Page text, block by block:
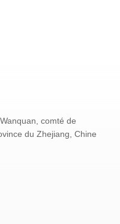
comté de
du Zhejiang, Chine